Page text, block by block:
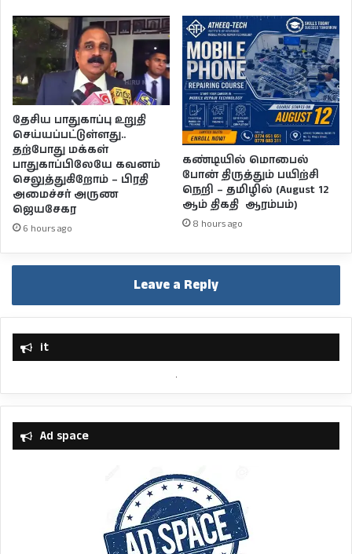
தேசிய பாதுகாப்பு உறுதி
செய்யப்பட்டுள்ளது..
தற்போது மக்கள்
பாதுகாப்பிலேயே கவனம்
செலுத்துகிறோம் – பிரதி
அமைச்சர் அருண
ஜெயசேகர
6 hours ago
கண்டியில் மொபைல்
போன் திருத்தும் பயிற்சி
நெறி – தமிழில் (August 12
ஆம் திகதி ஆரம்பம்)
8 hours ago
Leave a Reply
it
Ad space